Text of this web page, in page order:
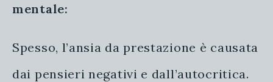
mentale:
Spesso, l’ansia da prestazione è causata
dai pensieri negativi e dall’autocritica.